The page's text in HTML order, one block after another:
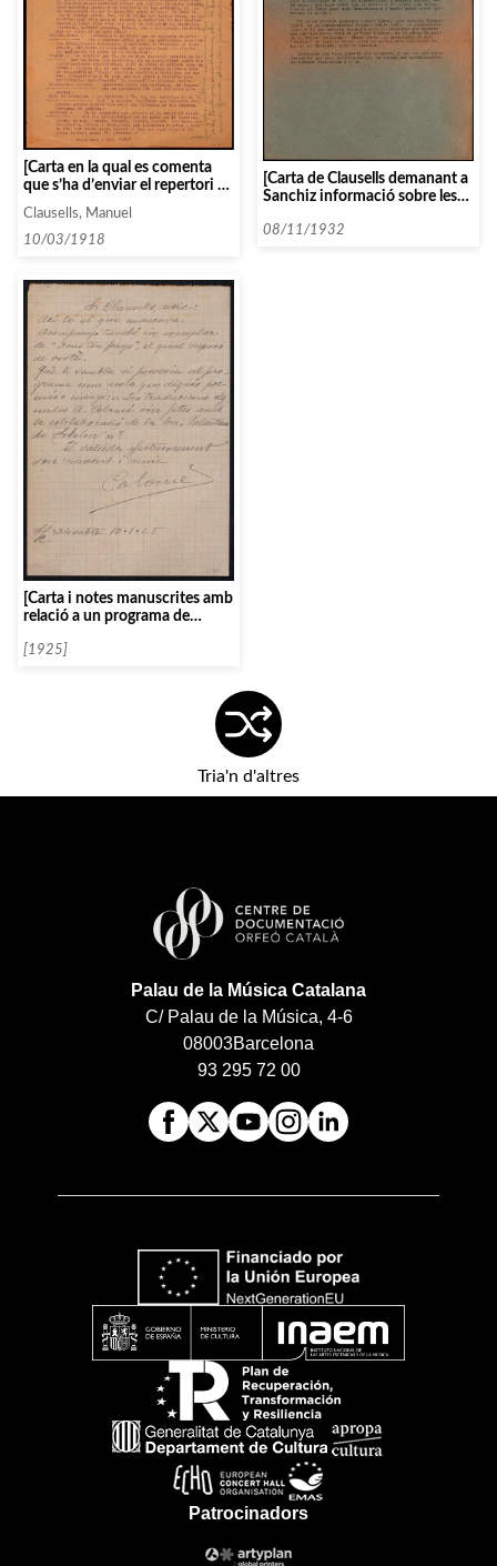
[Carta en la qual es comenta
que s’ha d’enviar el repertori de
Vallin-Pardo per a que es
puguin fer les traduccions al
català, i que espera
Clausells, Manuel
10/03/1918
[Carta de Clausells demanant a
Sanchiz informació sobre les
08/11/1932
[Carta i notes manuscrites amb
relació a un programa de
[1925]
Tria'n d'altres
Palau de la Música Catalana
C/ Palau de la Música, 4-6
08003Barcelona
93 295 72 00
Patrocinadors